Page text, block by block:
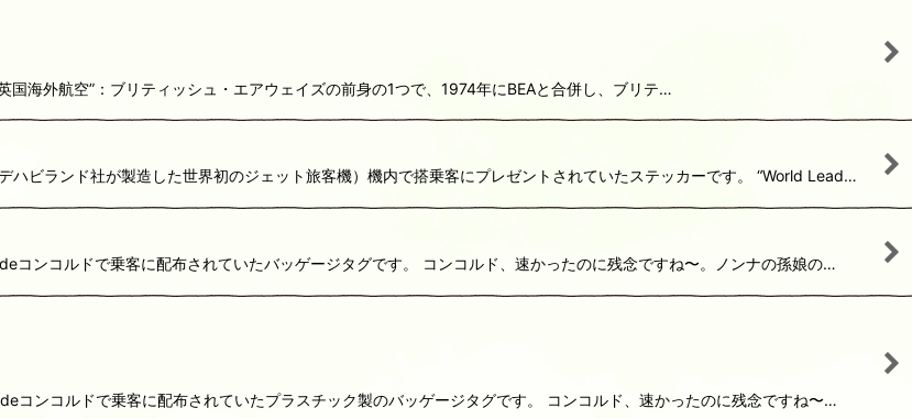
海外航空”：ブリティッシュ・エアウェイズの前身の1つで、1974年にBEAと合併し、ブリテ…
ビランド社が製造した世界初のジェット旅客機）機内で搭乗客にプレゼントされていたステッカーです。 “World Lead…
ンコルドで乗客に配布されていたバッゲージタグです。 コンコルド、速かったのに残念ですね〜。ノンナの孫娘の…
ンコルドで乗客に配布されていたプラスチック製のバッゲージタグです。 コンコルド、速かったのに残念ですね〜…